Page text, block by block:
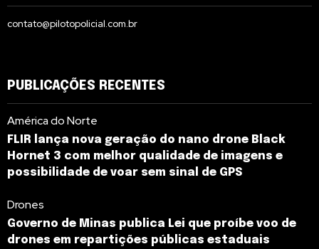
contato@pilotopolicial.com.br
PUBLICAÇÕES RECENTES
América do Norte
FLIR lança nova geração do nano drone Black
Hornet 3 com melhor qualidade de imagens e
possibilidade de voar sem sinal de GPS
Drones
Governo de Minas publica Lei que proíbe voo de
drones em repartições públicas estaduais